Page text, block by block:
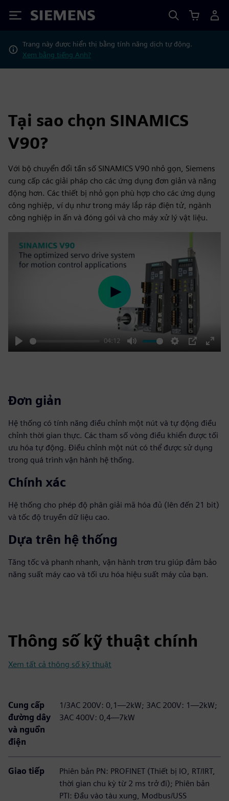
Siemens
Trang này được hiển thị bằng tính năng dịch tự động.
Xem bằng tiếng Anh?
Tại sao chọn SINAMICS
V90?
Với bộ chuyển đổi tần số SINAMICS V90 nhỏ gọn, Siemens
cung cấp các giải pháp cho các ứng dụng đơn giản và năng
động hơn. Các thiết bị nhỏ gọn phù hợp cho các ứng dụng
công nghiệp, ví dụ như trong máy lắp ráp điện tử, ngành
công nghiệp in ấn và đóng gói và cho máy xử lý vật liệu.
Play
04:12
Mute Settings
PIP
Enter
Play
Đơn giản
Hệ thống có tính năng điều chỉnh một nút và tự động điều
chỉnh thời gian thực. Các tham số vòng điều khiển được tối
ưu hóa tự động. Điều chỉnh một nút có thể được sử dụng
trong quá trình vận hành hệ thống.
Chính xác
Hệ thống cho phép độ phân giải mã hóa đủ (lên đến 21 bit)
và tốc độ truyền dữ liệu cao.
Dựa trên hệ thống
Tăng tốc và phanh nhanh, vận hành trơn tru giúp đảm bảo
năng suất máy cao và tối ưu hóa hiệu suất máy của bạn.
Thông số kỹ thuật chính
Xem tất cả thông số kỹ thuật
Cung cấp
đường dây
và nguồn
điện
1/3AC 200V: 0,1—2kW; 3AC 200V: 1—2kW;
3AC 400V: 0,4—7kW
Giao tiếp
Phiên bản PN: PROFINET (Thiết bị IO, RT/IRT,
thời gian chu kỳ từ 2 ms trở đi); Phiên bản
PTI: Đầu vào tàu xung, Modbus/USS